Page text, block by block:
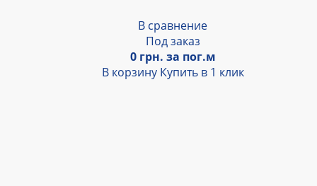
В сравнение
Под заказ
0 грн. за пог.м
В корзину Купить в 1 клик